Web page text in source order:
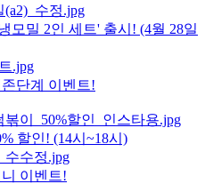
모밀 2인 세트' 출시! (4월 28일
단계 이벤트!
할인! (14시~18시)
이벤트!